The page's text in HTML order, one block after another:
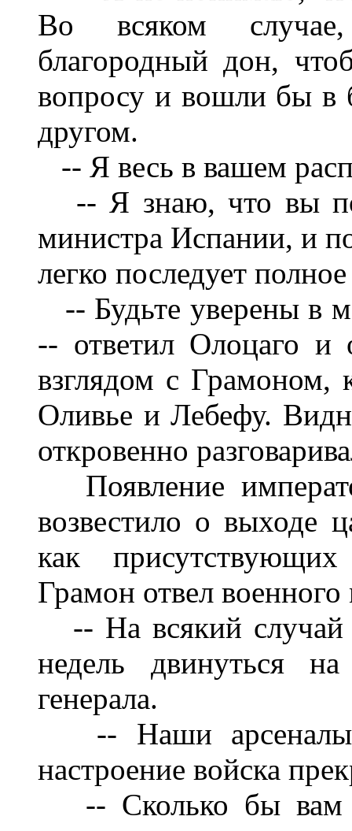
Во всяком
благородный дон,
вопросу и вошли бы в
другом.
-- Я весь в вашем
-- Я знаю, что вы
министра Испании, и
легко последует
-- Будьте уверены в
-- ответил Олоцаго и
взглядом с Грамоном,
Оливье и Лебефу.
откровенно
Появление
возвестило о выходе
как
Грамон отвел
-- На всякий случай
недель двинуться
генерала.
-- Наши арсеналы
настроение войска
-- Сколько бы вам